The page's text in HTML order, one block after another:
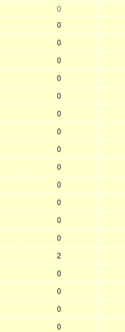
0
0
0
0
0
0
0
0
0
0
0
0
0
0
2
0
0
0
0